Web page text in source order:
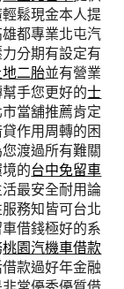
鬆現金本人提
都專業北屯汽
分期有設定有
二胎並有營業
手您更好的士
當舖推薦肯定
作用周轉的困
渡過所有難關
的台中免留車
最安全耐用論
務知皆可台北
借錢極好的系
桃園汽機車借款
款過好年金融